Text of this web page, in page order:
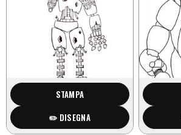
STAMPA
✏️ DISEGNA